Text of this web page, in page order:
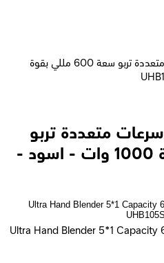
الترا خلاط يدوي 5*1 سرعات متعددة تربو سعة 600 مللي بقوة
الترا خلاط يدوي 5*1 سرعات متعددة تربو
سعة 600 مللي بقوة 1000 وات - اسود -